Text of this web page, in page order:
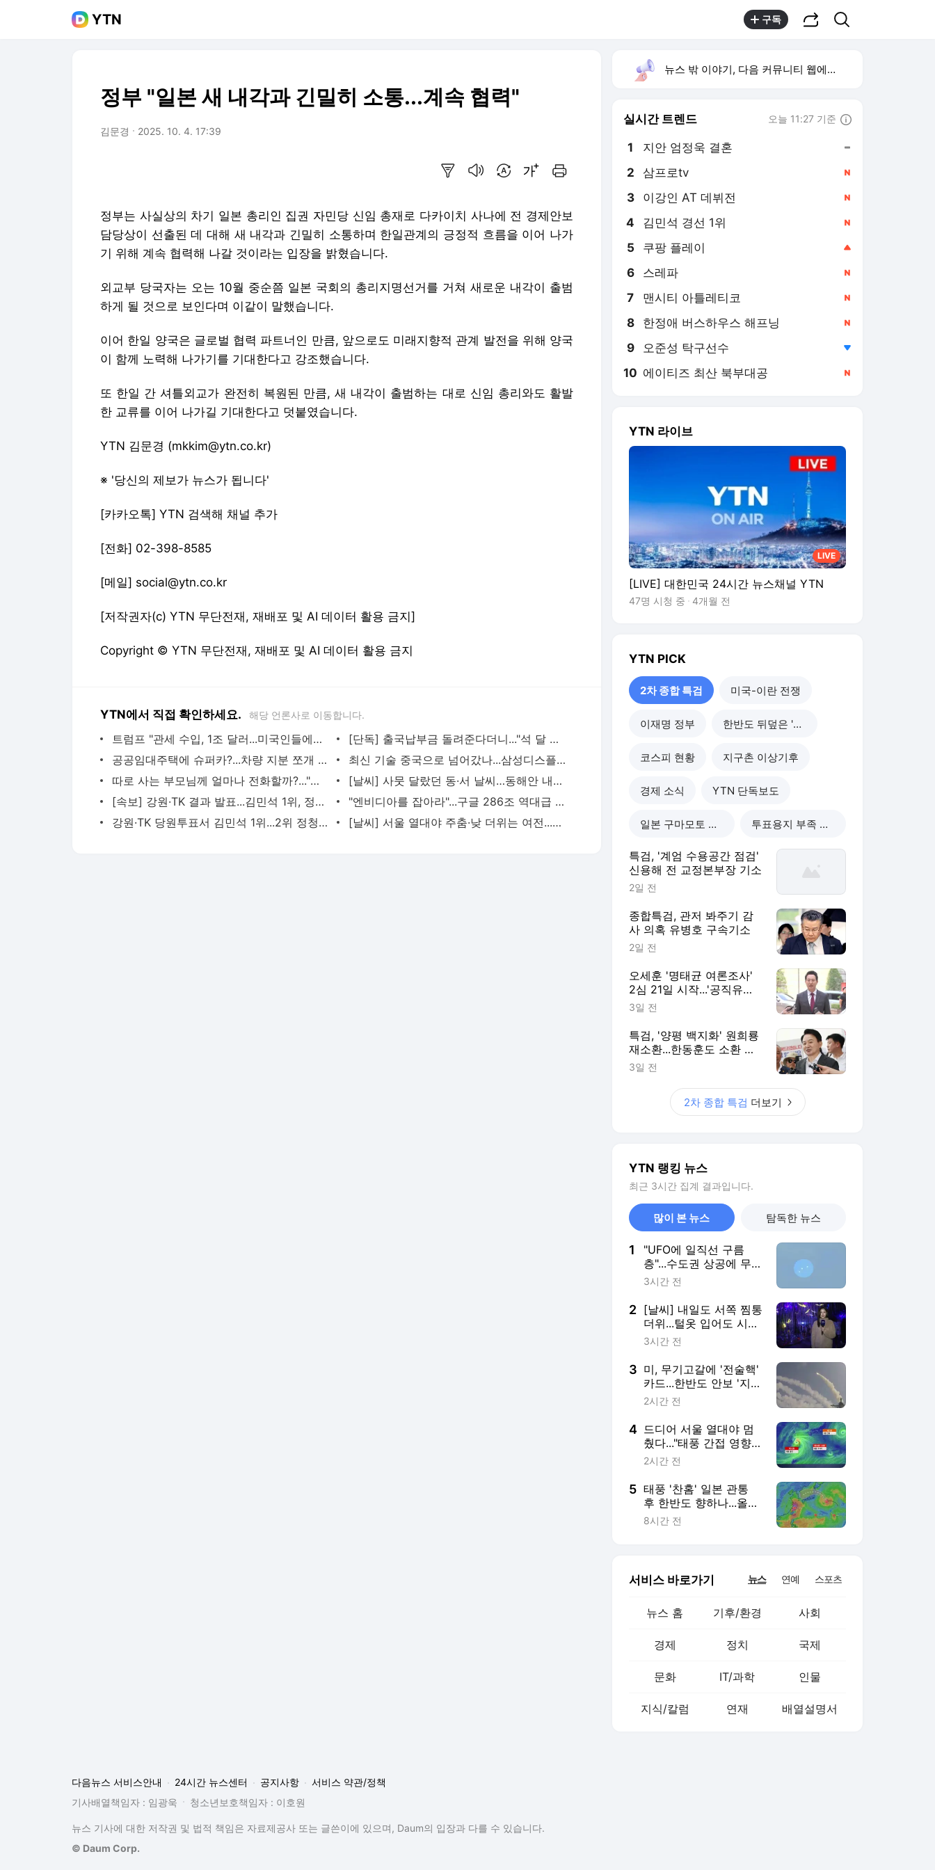
YTN 구독
정부 "일본 새 내각과 긴밀히 소통...계속 협력"
김문경 2025. 10. 4. 17:39
정부는 사실상의 차기 일본 총리인 집권 자민당 신임 총재로 다카이치 사나에 전 경제안보
담당상이 선출된 데 대해 새 내각과 긴밀히 소통하며 한일관계의 긍정적 흐름을 이어 나가
기 위해 계속 협력해 나갈 것이라는 입장을 밝혔습니다.
외교부 당국자는 오는 10월 중순쯤 일본 국회의 총리지명선거를 거쳐 새로운 내각이 출범
하게 될 것으로 보인다며 이같이 말했습니다.
이어 한일 양국은 글로벌 협력 파트너인 만큼, 앞으로도 미래지향적 관계 발전을 위해 양국
이 함께 노력해 나가기를 기대한다고 강조했습니다.
또 한일 간 셔틀외교가 완전히 복원된 만큼, 새 내각이 출범하는 대로 신임 총리와도 활발
한 교류를 이어 나가길 기대한다고 덧붙였습니다.
YTN 김문경 (mkkim@ytn.co.kr)
※ '당신의 제보가 뉴스가 됩니다'
[카카오톡] YTN 검색해 채널 추가
[전화] 02-398-8585
[메일] social@ytn.co.kr
[저작권자(c) YTN 무단전재, 재배포 및 AI 데이터 활용 금지]
Copyright © YTN 무단전재, 재배포 및 AI 데이터 활용 금지
YTN에서 직접 확인하세요. 해당 언론사로 이동합니다.
트럼프 "관세 수입, 1조 달러...미국인들에게 나눠줄 것"
[단독] 출국납부금 돌려준다더니..."석 달 넘게 감감무소식"
공공임대주택에 슈퍼카?...차량 지분 쪼개 편법 입주
최신 기술 중국으로 넘어갔나...삼성디스플레이 '발칵' [지금이뉴스]
따로 사는 부모님께 얼마나 전화할까?..."보통 일주일에 한 번"
[날씨] 사뭇 달랐던 동·서 날씨…동해안 내일 아침까지 비·그 밖 지역은 구름만
[속보] 강원·TK 결과 발표...김민석 1위, 정청래 2위
"엔비디아를 잡아라"...구글 286조 역대급 베팅
강원·TK 당원투표서 김민석 1위...2위 정청래와 4.14%p 격차
[날씨] 서울 열대야 주춤·낮 더위는 여전...제주는 비
뉴스 밖 이야기, 다음 커뮤니티 웹에서 보기
실시간 트렌드 오늘 11:27 기준
1 지안 엄정욱 결혼
2 삼프로tv
3 이강인 AT 데뷔전
4 김민석 경선 1위
5 쿠팡 플레이
6 스레파
7 맨시티 아틀레티코
8 한정애 버스하우스 해프닝
9 오준성 탁구선수
10 에이티즈 최산 북부대공
YTN 라이브
LIVE
[LIVE] 대한민국 24시간 뉴스채널 YTN
47명 시청 중 4개월 전
YTN PICK
2차 종합 특검 미국-이란 전쟁
이재명 정부 한반도 뒤덮은 '폭염'
코스피 현황 지구촌 이상기후
경제 소식 YTN 단독보도
일본 구마모토 강진 투표용지 부족 사태
특검, '계엄 수용공간 점검'
신용해 전 교정본부장 기소
2일 전
종합특검, 관저 봐주기 감
사 의혹 유병호 구속기소
2일 전
오세훈 '명태균 여론조사'
2심 21일 시작...'공직유지'
관건
3일 전
특검, '양평 백지화' 원희룡
재소환...한동훈도 소환 통
보
3일 전
2차 종합 특검 더보기
YTN 랭킹 뉴스
최근 3시간 집계 결과입니다.
많이 본 뉴스 탐독한 뉴스
1
"UFO에 일직선 구름
층"...수도권 상공에 무슨
일이?
3시간 전
2 [날씨] 내일도 서쪽 찜통
더위...털옷 입어도 시원
한 피서지는?
3시간 전
3 미, 무기고갈에 '전술핵'
카드...한반도 안보 '지각
변동'
2시간 전
4 드디어 서울 열대야 멈
췄다..."태풍 간접 영향
날씨 변동성"
2시간 전
5 태풍 '찬홈' 일본 관통
후 한반도 향하나...올해
유독 특이한 상황 [Y녹
취록]
8시간 전
서비스 바로가기 뉴스 연예 스포츠
뉴스 홈 기후/환경 사회
경제 정치 국제
문화 IT/과학 인물
지식/칼럼 연재 배열설명서
다음뉴스 서비스안내 24시간 뉴스센터 공지사항
서비스 약관/정책
기사배열책임자 : 임광욱
청소년보호책임자 : 이호원
뉴스 기사에 대한 저작권 및 법적 책임은 자료제공사 또는 글쓴이에 있으며, Daum의 입장과 다를 수 있습니다.
© Daum Corp.